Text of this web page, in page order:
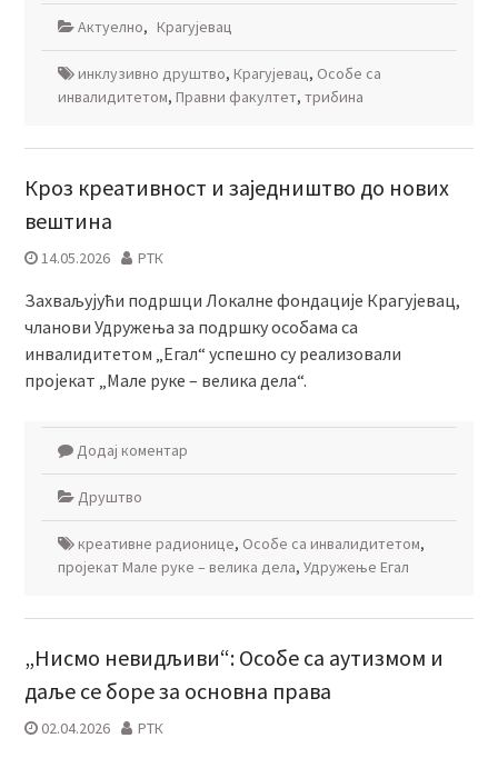
Актуелно, Крагујевац
инклузивно друштво, Крагујевац, Особе са
инвалидитетом, Правни факултет, трибина
Кроз креативност и заједништво до нових
вештина
14.05.2026 РТК
Захваљујући подршци Локалне фондације Крагујевац,
чланови Удружења за подршку особама са
инвалидитетом „Егал“ успешно су реализовали
пројекат „Мале руке – велика дела“.
Додај коментар
Друштво
креативне радионице, Особе са инвалидитетом,
пројекат Мале руке – велика дела, Удружење Егал
„Нисмо невидљиви“: Особе са аутизмом и
даље се боре за основна права
02.04.2026 РТК